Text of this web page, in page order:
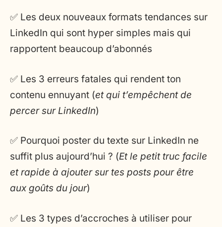
✅ Les deux nouveaux formats tendances sur
LinkedIn qui sont hyper simples mais qui
rapportent beaucoup d’abonnés
✅ Les 3 erreurs fatales qui rendent ton
contenu ennuyant (et qui t’empêchent de
percer sur LinkedIn)
✅ Pourquoi poster du texte sur LinkedIn ne
suffit plus aujourd’hui ? (Et le petit truc facile
et rapide à ajouter sur tes posts pour être
aux goûts du jour)
✅ Les 3 types d’accroches à utiliser pour